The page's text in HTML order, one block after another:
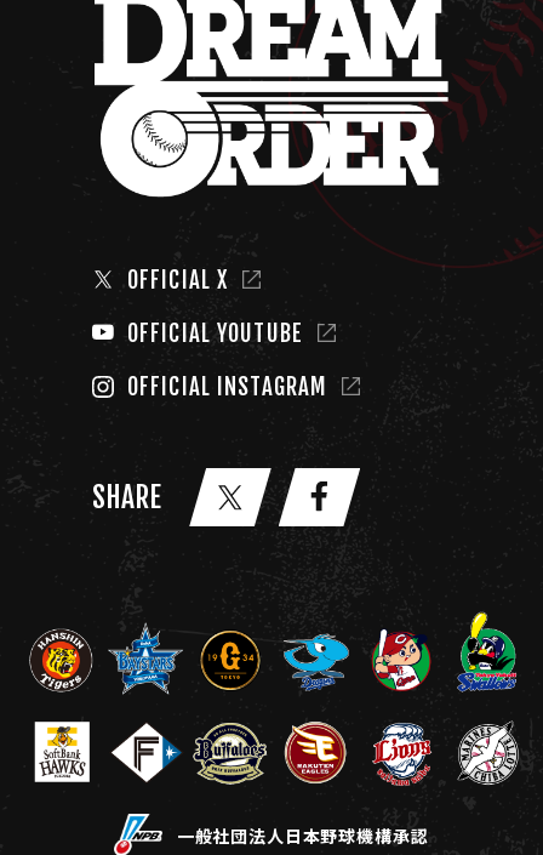
OFFICIAL X
OFFICIAL YOUTUBE
OFFICIAL INSTAGRAM
SHARE
一般社団法人日本野球機構承認